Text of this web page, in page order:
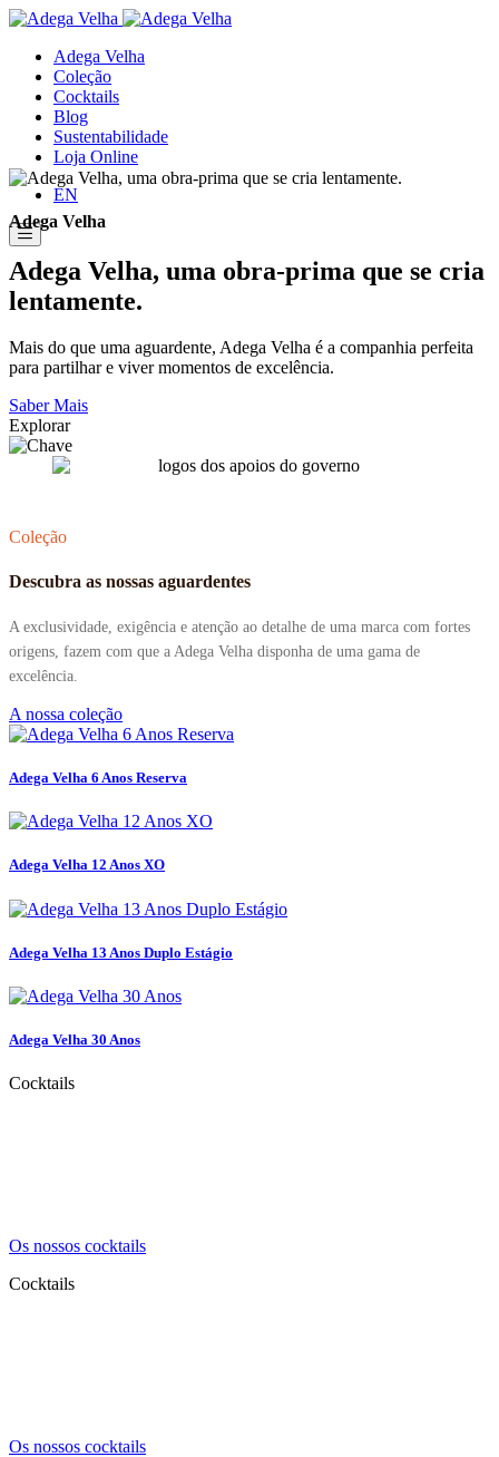
Skip
content
Adega Velha
Coleção
Cocktails
Blog
Sustentabilidade
Loja Online
EN
Adega Velha
Adega Velha, uma obra-prima que se cria
lentamente.
Mais do que uma aguardente, Adega Velha é a companhia perfeita
para partilhar e viver momentos de excelência.
Saber Mais
Explorar
Coleção
Descubra as nossas aguardentes
A exclusividade, exigência e atenção ao detalhe de uma marca com fortes
origens, fazem com que a Adega Velha disponha de uma gama de
excelência.
A nossa coleção
Adega Velha 6 Anos Reserva
Adega Velha 12 Anos XO
Adega Velha 13 Anos Duplo Estágio
Adega Velha 30 Anos
Cocktails
Os nossos cocktails
Cocktails
Os nossos cocktails